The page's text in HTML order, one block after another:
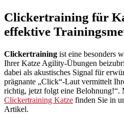
Clickertraining für
effektive
Clickertraining ist eine besonders
Ihrer Katze Agility-Übungen
dabei als akustisches Signal für
prägnante „Click“-Laut vermittelt
richtig, jetzt folgt eine Belohnung!“.
Clickertraining Katze finden Sie in
Artikel.